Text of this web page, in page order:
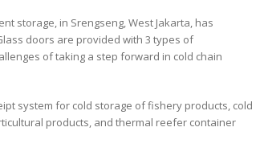
storage, in Srengseng, West Jakarta, has
doors are provided with 3 types of
of taking a step forward in cold chain
system for cold storage of fishery products, cold
products, and thermal reefer container